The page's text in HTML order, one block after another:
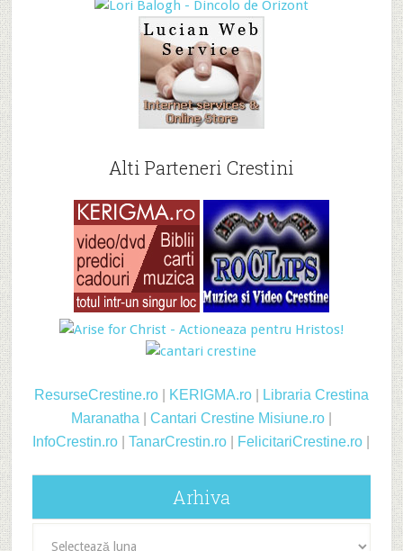
Alti Parteneri Crestini
ResurseCrestine.ro| KERIGMA.ro|
Libraria Crestina
Maranatha
Cantari Crestine Misiune.ro|
InfoCrestin.ro |TanarCrestin.ro FelicitariCrestine.ro
Arhiva